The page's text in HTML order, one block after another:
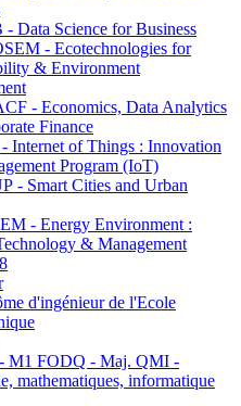
Data Science for Business
- Ecotechnologies for
& Environment
- Economics, Data Analytics
Finance
Internet of Things : Innovation
Program (IoT)
- Smart Cities and Urban
- Energy Environment :
& Management
d'ingénieur de l'Ecole
M1 FODQ - Maj. QMI -
mathematiques, informatique